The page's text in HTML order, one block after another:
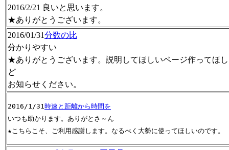
2016/2/21 良いと思います。
★ありがとうございます。
2016/01/31分数の比
分かりやすい
★ありがとうございます。説明してほしいページ作ってほ
ど
お知らせください。
2016/1/31時速と距離から時間を
いつも助かります。ありがとさ～ん
★こちらこそ、ご利用感謝します。なるべく大勢に使ってほしいのです。